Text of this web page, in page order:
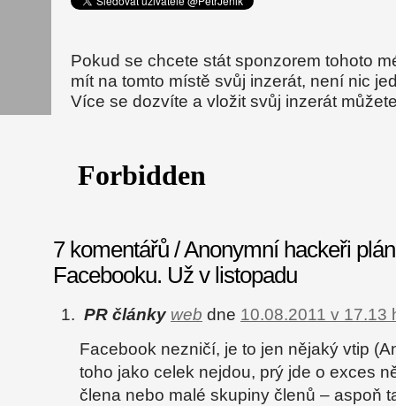
Pokud se chcete stát sponzorem tohoto
mít na tomto místě svůj inzerát, není nic
Více se dozvíte a vložit svůj inzerát
7 komentářů / Anonymní hackeři
Facebooku. Už v listopadu
PR články web dne 10.08.2011 v 17.13
Facebook nezničí, je to jen nějaký vtip
toho jako celek nejdou, prý jde o exces
člena nebo malé skupiny členů – aspoň